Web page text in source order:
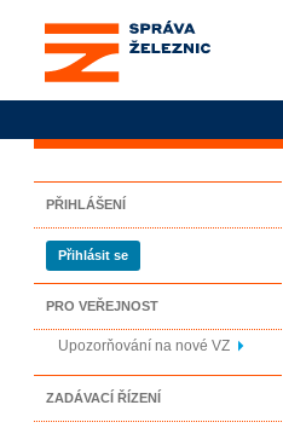
Správa železnic, státní
organizace
PŘIHLÁŠENÍ
Přihlásit se
PRO VEŘEJNOST
Upozorňování na nové VZ
ZADÁVACÍ ŘÍZENÍ